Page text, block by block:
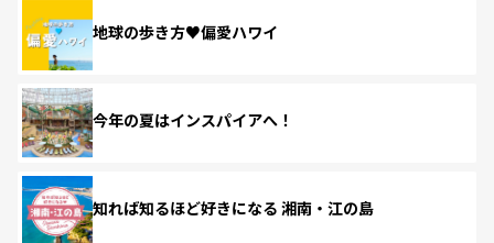
地球の歩き方♥偏愛ハワイ
今年の夏はインスパイアへ！
知れば知るほど好きになる 湘南・江の島